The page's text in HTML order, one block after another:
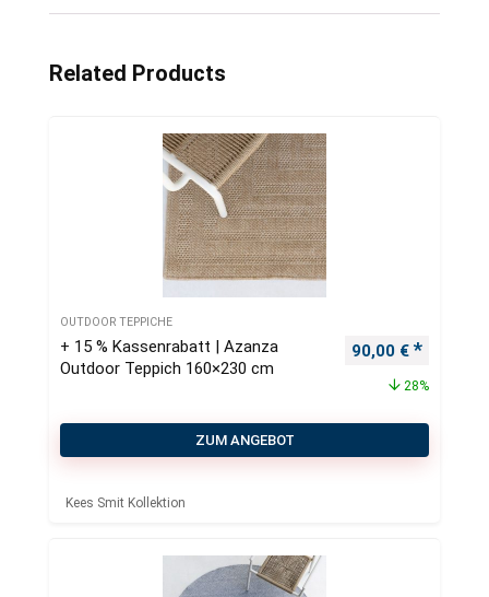
Related Products
OUTDOOR TEPPICHE
+ 15 % Kassenrabatt | Azanza
Outdoor Teppich 160×230 cm
Ursprünglicher
90,00 €
28%
ZUM ANGEBOT
Kees Smit Kollektion